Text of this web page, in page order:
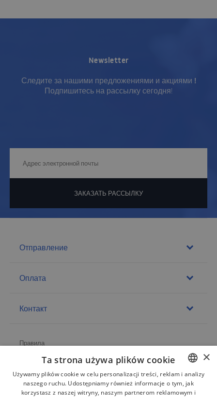
Newsletter
Следите за нашими предложениями и акциями !
Подпишитесь на рассылку сегодня!
ЗАКАЗАТЬ РАССЫЛКУ
Отправление
Оплата
Контакт
Правила
О магазине
Доставка POLISH
×
Ta strona używa plików cookie
Używamy plików cookie w celu personalizacji treści, reklam i analizy
naszego ruchu. Udostępniamy również informacje o tym, jak
korzystasz z naszej witryny, naszym partnerom reklamowym i